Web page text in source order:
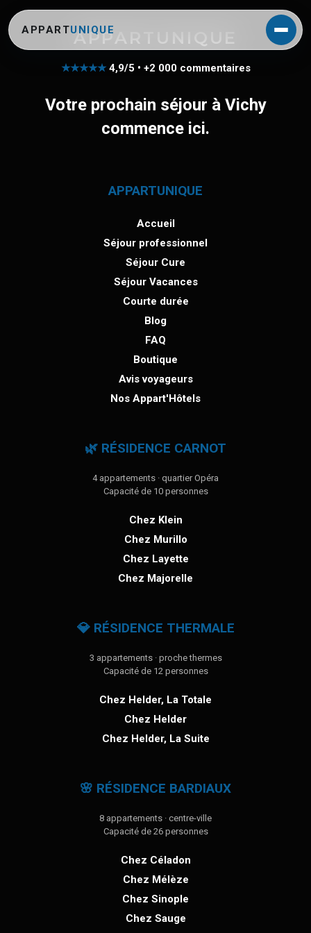
APPARTUNIQUE
APPARTUNIQUE
★★★★★4,9/5 • +2 000 commentaires
Votre prochain séjour à Vichy
commence ici.
APPARTUNIQUE
Accueil
Séjour professionnel
Séjour Cure
Séjour Vacances
Courte durée
Blog
FAQ
Boutique
Avis voyageurs
Nos Appart'Hôtels
🌿 RÉSIDENCE CARNOT
4 appartements · quartier Opéra
Capacité de 10 personnes
Chez Klein
Chez Murillo
Chez Layette
Chez Majorelle
💎 RÉSIDENCE THERMALE
3 appartements · proche thermes
Capacité de 12 personnes
Chez Helder, La Totale
Chez Helder
Chez Helder, La Suite
🌸 RÉSIDENCE BARDIAUX
8 appartements · centre-ville
Capacité de 26 personnes
Chez Céladon
Chez Mélèze
Chez Sinople
Chez Sauge